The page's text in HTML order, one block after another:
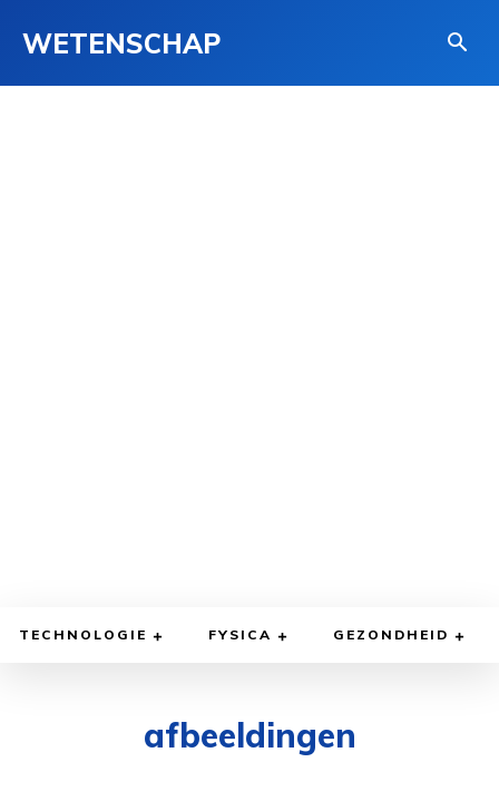
WETENSCHAP
TECHNOLOGIE FYSICA GEZONDHEID
afbeeldingen